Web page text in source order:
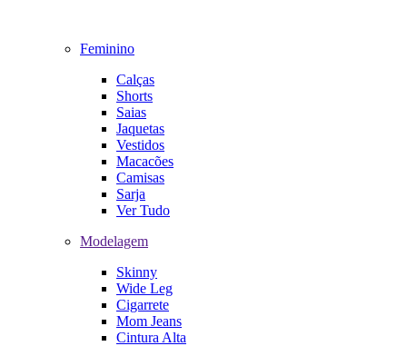
Feminino
Calças
Shorts
Saias
Jaquetas
Vestidos
Macacões
Camisas
Sarja
Ver Tudo
Modelagem
Skinny
Wide Leg
Cigarrete
Mom Jeans
Cintura Alta